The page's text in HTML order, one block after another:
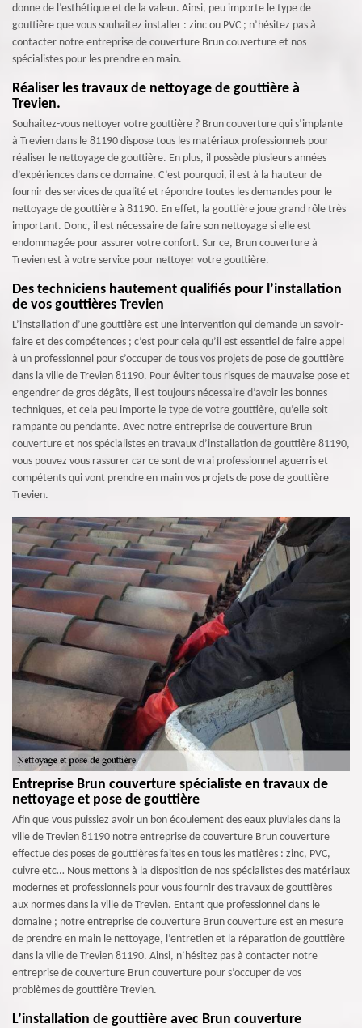
donne de l’esthétique et de la valeur. Ainsi, peu importe le type de
gouttière que vous souhaitez installer : zinc ou PVC ; n’hésitez pas à
contacter notre entreprise de couverture Brun couverture et nos
spécialistes pour les prendre en main.
Réaliser les travaux de nettoyage de gouttière à
Trevien.
Souhaitez-vous nettoyer votre gouttière ? Brun couverture qui s’implante
à Trevien dans le 81190 dispose tous les matériaux professionnels pour
réaliser le nettoyage de gouttière. En plus, il possède plusieurs années
d’expériences dans ce domaine. C’est pourquoi, il est à la hauteur de
fournir des services de qualité et répondre toutes les demandes pour le
nettoyage de gouttière à 81190. En effet, la gouttière joue grand rôle très
important. Donc, il est nécessaire de faire son nettoyage si elle est
endommagée pour assurer votre confort. Sur ce, Brun couverture à
Trevien est à votre service pour nettoyer votre gouttière.
Des techniciens hautement qualifiés pour l’installation
de vos gouttières Trevien
L’installation d’une gouttière est une intervention qui demande un savoir-
faire et des compétences ; c’est pour cela qu’il est essentiel de faire appel
à un professionnel pour s’occuper de tous vos projets de pose de gouttière
dans la ville de Trevien 81190. Pour éviter tous risques de mauvaise pose et
engendrer de gros dégâts, il est toujours nécessaire d’avoir les bonnes
techniques, et cela peu importe le type de votre gouttière, qu’elle soit
rampante ou pendante. Avec notre entreprise de couverture Brun
couverture et nos spécialistes en travaux d’installation de gouttière 81190,
vous pouvez vous rassurer car ce sont de vrai professionnel aguerris et
compétents qui vont prendre en main vos projets de pose de gouttière
Trevien.
Entreprise Brun couverture spécialiste en travaux de
nettoyage et pose de gouttière
Afin que vous puissiez avoir un bon écoulement des eaux pluviales dans la
ville de Trevien 81190 notre entreprise de couverture Brun couverture
effectue des poses de gouttières faites en tous les matières : zinc, PVC,
cuivre etc… Nous mettons à la disposition de nos spécialistes des matériaux
modernes et professionnels pour vous fournir des travaux de gouttières
aux normes dans la ville de Trevien. Entant que professionnel dans le
domaine ; notre entreprise de couverture Brun couverture est en mesure
de prendre en main le nettoyage, l’entretien et la réparation de gouttière
dans la ville de Trevien 81190. Ainsi, n’hésitez pas à contacter notre
entreprise de couverture Brun couverture pour s’occuper de vos
problèmes de gouttière Trevien.
L’installation de gouttière avec Brun couverture